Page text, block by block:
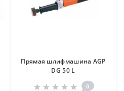
Прямая шлифмашина AGP
DG 50 L
0